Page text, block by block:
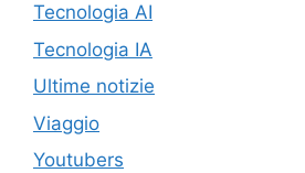
Tecnologia AI
Tecnologia IA
Ultime notizie
Viaggio
Youtubers